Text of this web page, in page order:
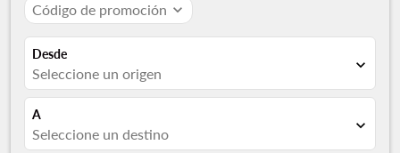
Código de promoción expand_more
Desde
Seleccione un origen expand_more
A
Seleccione un destino expand_more